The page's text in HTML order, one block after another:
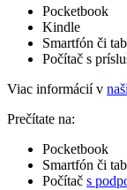
Pocketbook
Kindle
Smartfón či
Počítač s
Viac informácií v
Prečítate na:
Pocketbook
Smartfón či
Počítač s